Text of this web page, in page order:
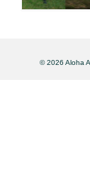
© 2026 Aloha